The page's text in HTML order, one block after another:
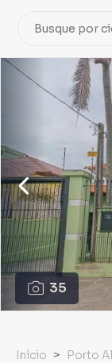
35
Início Porto